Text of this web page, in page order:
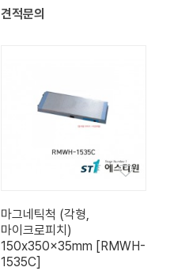
견적문의
마그네틱척 (각형,
마이크로피치)
150x350x35mm [RMWH-
1535C]